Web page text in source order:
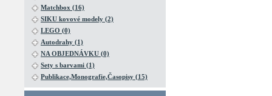
Matchbox (16)
SIKU kovové modely (2)
LEGO (0)
Autodrahy (1)
NA OBJEDNÁVKU (0)
Sety s barvami (1)
Publikace,Monografie,Časopisy (15)